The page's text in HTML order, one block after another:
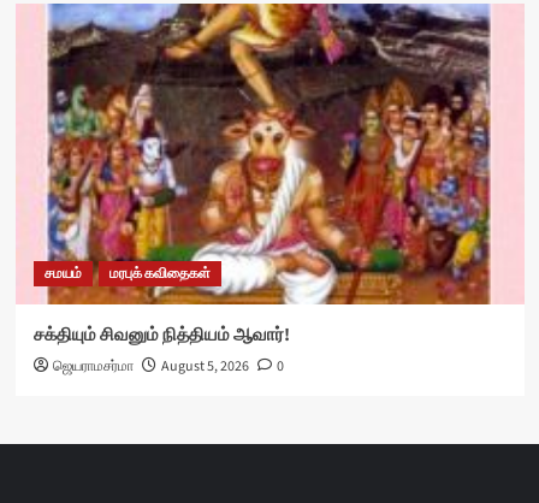
சமயம் மரபுக் கவிதைகள்
சக்தியும் சிவனும் நித்தியம் ஆவார்!
ஜெயராமசர்மா August 5, 2026 0